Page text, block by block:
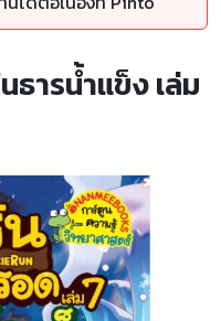
ธารน้ำแข็ง เล่ม